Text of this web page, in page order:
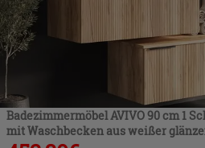
Badezimmermöbel AVIVO 90 cm 1
mit Waschbecken aus weißer